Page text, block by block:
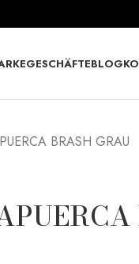
GESCHÄFTEBLOG
BRASH GRAU